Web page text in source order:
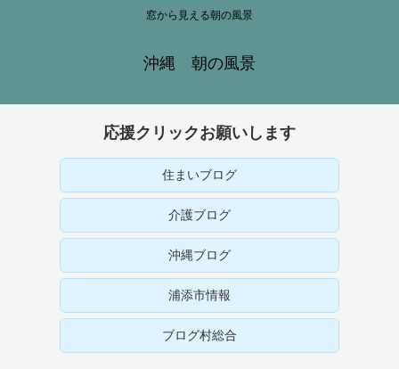
窓から見える朝の風景
沖縄 朝の風景
応援クリックお願いします
住まいブログ
介護ブログ
沖縄ブログ
浦添市情報
ブログ村総合